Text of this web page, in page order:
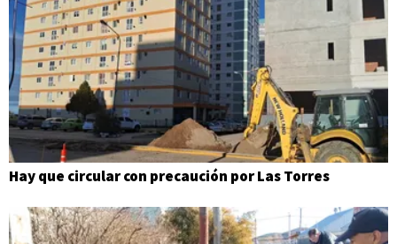
Hay que circular con precaución por Las Torres